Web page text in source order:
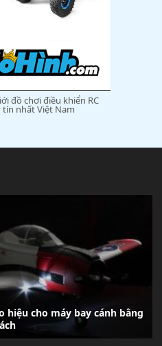
đồ chơi điều khiển RC
nhất Việt Nam
hiệu cho máy bay cánh bằng